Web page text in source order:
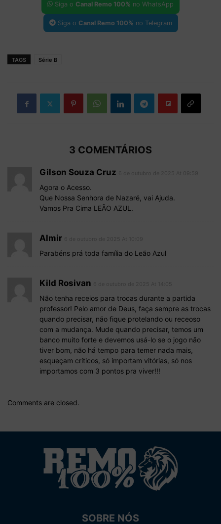
Siga o Canal Remo 100% no WhatsApp
Siga o Canal Remo 100% no Telegram
TAGS Série B
3 COMENTÁRIOS
Gilson Souza Cruz
Agora o Acesso.
Que Nossa Senhora de Nazaré, vai Ajuda.
Vamos Pra Cima LEÃO AZUL.
Almir
Parabéns prá toda família do Leão Azul
Kild Rosivan
Não tenha receios para trocas durante a partida
professor! Pelo amor de Deus, faça sempre as trocas
quando precisar, não fique protelando ou receoso
com a mudança. Mude quando precisar, temos um
banco muito forte e devemos usá-lo se o jogo não
tiver bom, não há tempo para temer nada mais,
esqueçam críticos, só importam vitórias, só nos
importamos com 3 pontos pra viver!!!
Comments are closed.
SOBRE NÓS